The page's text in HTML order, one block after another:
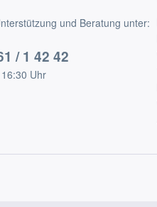
und Beratung unter:
/ 1 42 42
Uhr